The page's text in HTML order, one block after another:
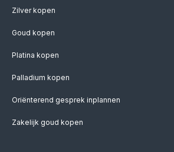
Zilver kopen
Goud kopen
Platina kopen
Palladium kopen
Oriënterend gesprek inplannen
Zakelijk goud kopen